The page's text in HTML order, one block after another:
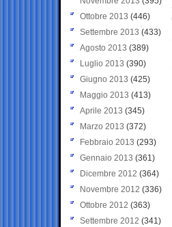
Ottobre 2013 (446)
Settembre 2013 (433)
Agosto 2013 (389)
Luglio 2013 (390)
Giugno 2013 (425)
Maggio 2013 (413)
Aprile 2013 (345)
Marzo 2013 (372)
Febbraio 2013 (293)
Gennaio 2013 (361)
Dicembre 2012 (364)
Novembre 2012 (336)
Ottobre 2012 (363)
Settembre 2012 (341)